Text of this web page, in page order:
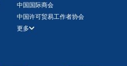
中国国际商会
中国许可贸易工作者协会
更多